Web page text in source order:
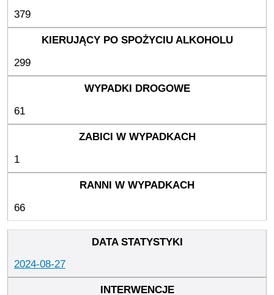
379
299
61
1
66
2024-08-27